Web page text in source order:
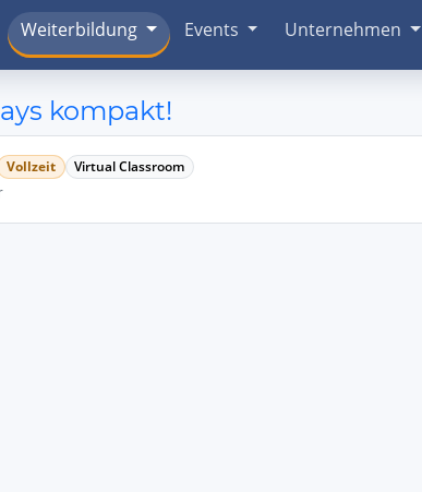
Weiterbildung Events Unternehmen
kompakt!
Vollzeit Virtual Classroom